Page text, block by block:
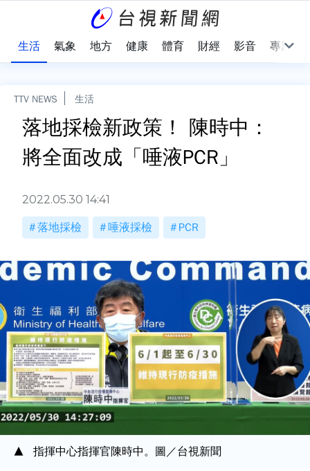
生活 氣象 地方 健康 體育 財經 影音 專題
TTV NEWS 生活
落地採檢新政策！ 陳時中：
將全面改成「唾液PCR」
2022.05.30 14:41
落地採檢 唾液採檢 PCR
指揮中心指揮官陳時中。圖／台視新聞